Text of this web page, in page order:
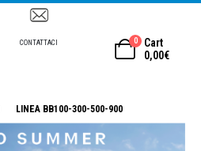
CONTATTACI 0
Cart
0,00€
LINEA BB100-300-500-900